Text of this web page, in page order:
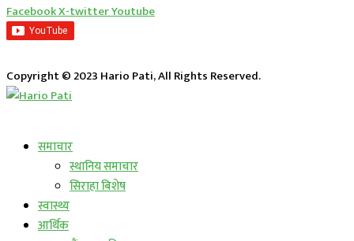
FacebookX-twitterYoutube
Copyright © 2023 Hario Pati, All Rights Reserved.
समाचार
स्थानिय समाचार
सिराहा बिशेष
स्वास्थ्य
आर्थिक